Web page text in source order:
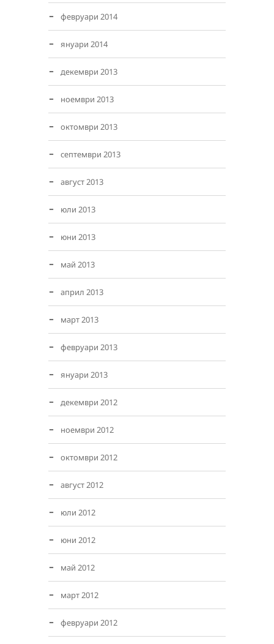
февруари 2014
януари 2014
декември 2013
ноември 2013
октомври 2013
септември 2013
август 2013
юли 2013
юни 2013
май 2013
април 2013
март 2013
февруари 2013
януари 2013
декември 2012
ноември 2012
октомври 2012
август 2012
юли 2012
юни 2012
май 2012
март 2012
февруари 2012